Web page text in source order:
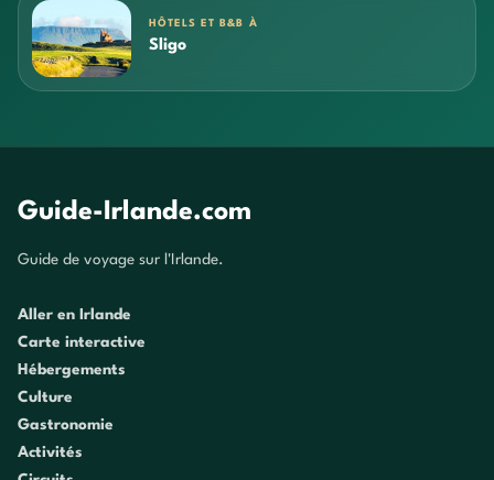
HÔTELS ET B&B À
Sligo
Guide-Irlande.com
Guide de voyage sur l'Irlande.
Aller en Irlande
Carte interactive
Hébergements
Culture
Gastronomie
Activités